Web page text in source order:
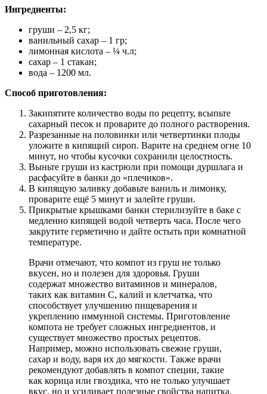
Ингредиенты:
груши – 2,5 кг;
ванильный сахар – 1 гр;
лимонная кислота – ¼ ч.л;
сахар – 1 стакан;
вода – 1200 мл.
Способ приготовления:
Закипятите количество воды по рецепту, всыпьте
сахарный песок и проварите до полного растворения.
Разрезанные на половинки или четвертинки плоды
уложите в кипящий сироп. Варите на среднем огне 10
минут, но чтобы кусочки сохранили целостность.
Выньте груши из кастрюли при помощи дуршлага и
расфасуйте в банки до «плечиков».
В кипящую заливку добавьте ваниль и лимонку,
проварите ещё 5 минут и залейте груши.
Прикрытые крышками банки стерилизуйте в баке с
медленно кипящей водой четверть часа. После чего
закрутите герметично и дайте остыть при комнатной
температуре.
Врачи отмечают, что компот из груш не только
вкусен, но и полезен для здоровья. Груши
содержат множество витаминов и минералов,
таких как витамин C, калий и клетчатка, что
способствует улучшению пищеварения и
укреплению иммунной системы. Приготовление
компота не требует сложных ингредиентов, и
существует множество простых рецептов.
Например, можно использовать свежие груши,
сахар и воду, варя их до мягкости. Также врачи
рекомендуют добавлять в компот специи, такие
как корица или гвоздика, что не только улучшает
вкус, но и усиливает полезные свойства напитка.